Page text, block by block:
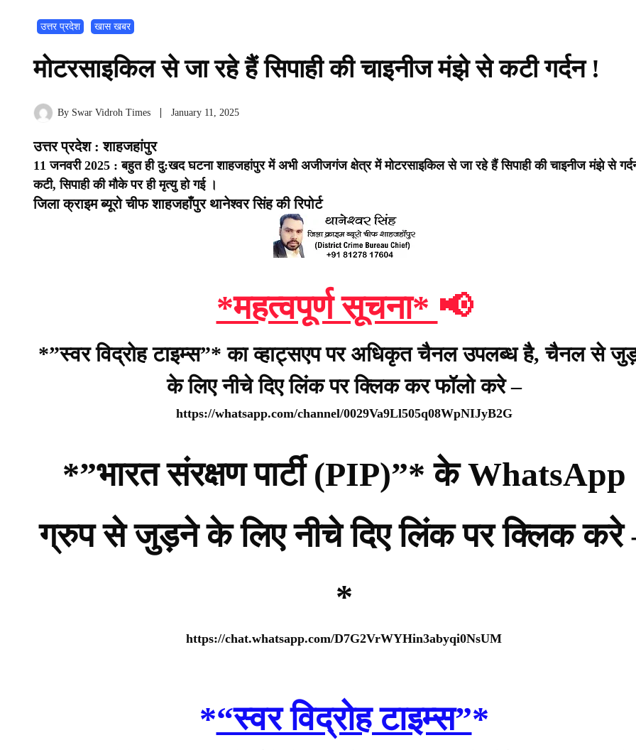
उत्तर प्रदेश खास खबर
मोटरसाइकिल से जा रहे हैं सिपाही की चाइनीज मंझे से कटी गर्दन !
By Swar Vidroh Times January 11, 2025
उत्तर प्रदेश : शाहजहांपुर
11 जनवरी 2025 : बहुत ही दु:खद घटना शाहजहांपुर में अभी अजीजगंज क्षेत्र में मोटरसाइकिल से जा रहे हैं सिपाही की चाइनीज मंझे से
कटी, सिपाही की मौके पर ही मृत्यु हो गई ।
जिला क्राइम ब्यूरो चीफ शाहजहाँपुर थानेश्वर सिंह की रिपोर्ट
*महत्वपूर्ण सूचना* 📢
*”स्वर विद्रोह टाइम्स”* का व्हाट्सएप पर अधिकृत चैनल उपलब्ध है, चैनल से
के लिए नीचे दिए लिंक पर क्लिक कर फॉलो करे –
https://whatsapp.com/channel/0029Va9Ll505q08WpNIJyB2G
*”भारत संरक्षण पार्टी (PIP)”* के WhatsApp
ग्रुप से जुड़ने के लिए नीचे दिए लिंक पर क्लिक करे
*
https://chat.whatsapp.com/D7G2VrWYHin3abyqi0NsUM
*“स्वर विद्रोह टाइम्स”*